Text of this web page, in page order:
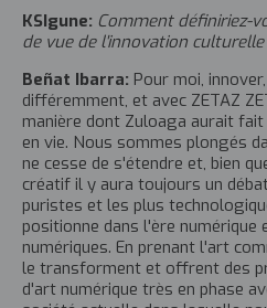
KSIgune: Comment définiriez-
de vue de l'innovation
Beñat Ibarra: Pour moi,
différemment, et avec ZETAZ
manière dont Zuloaga aurait
en vie. Nous sommes plongés
ne cesse de s'étendre et, bien
créatif il y aura toujours un
puristes et les plus
positionne dans l'ère
numériques. En prenant l'art
le transforment et offrent des
d'art numérique très en phase